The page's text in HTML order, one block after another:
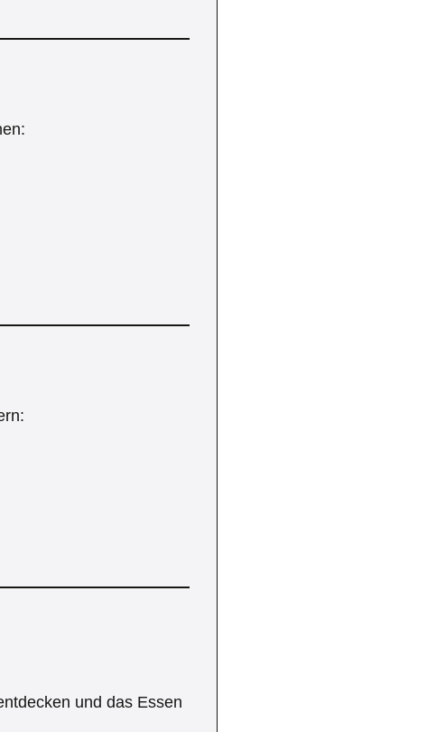
und das Essen